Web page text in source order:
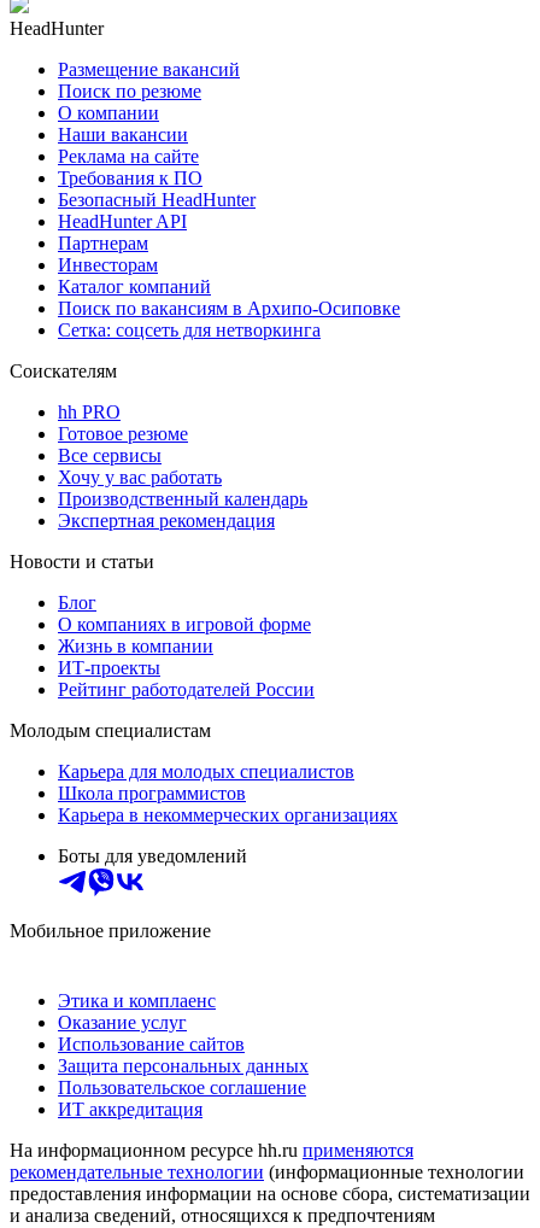
HeadHunter
Размещение вакансий
Поиск по резюме
О компании
Наши вакансии
Реклама на сайте
Требования к ПО
Безопасный HeadHunter
HeadHunter API
Партнерам
Инвесторам
Каталог компаний
Поиск по вакансиям в Архипо-Осиповке
Сетка: соцсеть для нетворкинга
Соискателям
hh PRO
Готовое резюме
Все сервисы
Хочу у вас работать
Производственный календарь
Экспертная рекомендация
Новости и статьи
Блог
О компаниях в игровой форме
Жизнь в компании
ИТ-проекты
Рейтинг работодателей России
Молодым специалистам
Карьера для молодых специалистов
Школа программистов
Карьера в некоммерческих организациях
Боты для уведомлений
Мобильное приложение
Этика и комплаенс
Оказание услуг
Использование сайтов
Защита персональных данных
Пользовательское соглашение
ИТ аккредитация
На информационном ресурсе hh.ru применяются
рекомендательные технологии (информационные технологии
предоставления информации на основе сбора, систематизации
и анализа сведений, относящихся к предпочтениям